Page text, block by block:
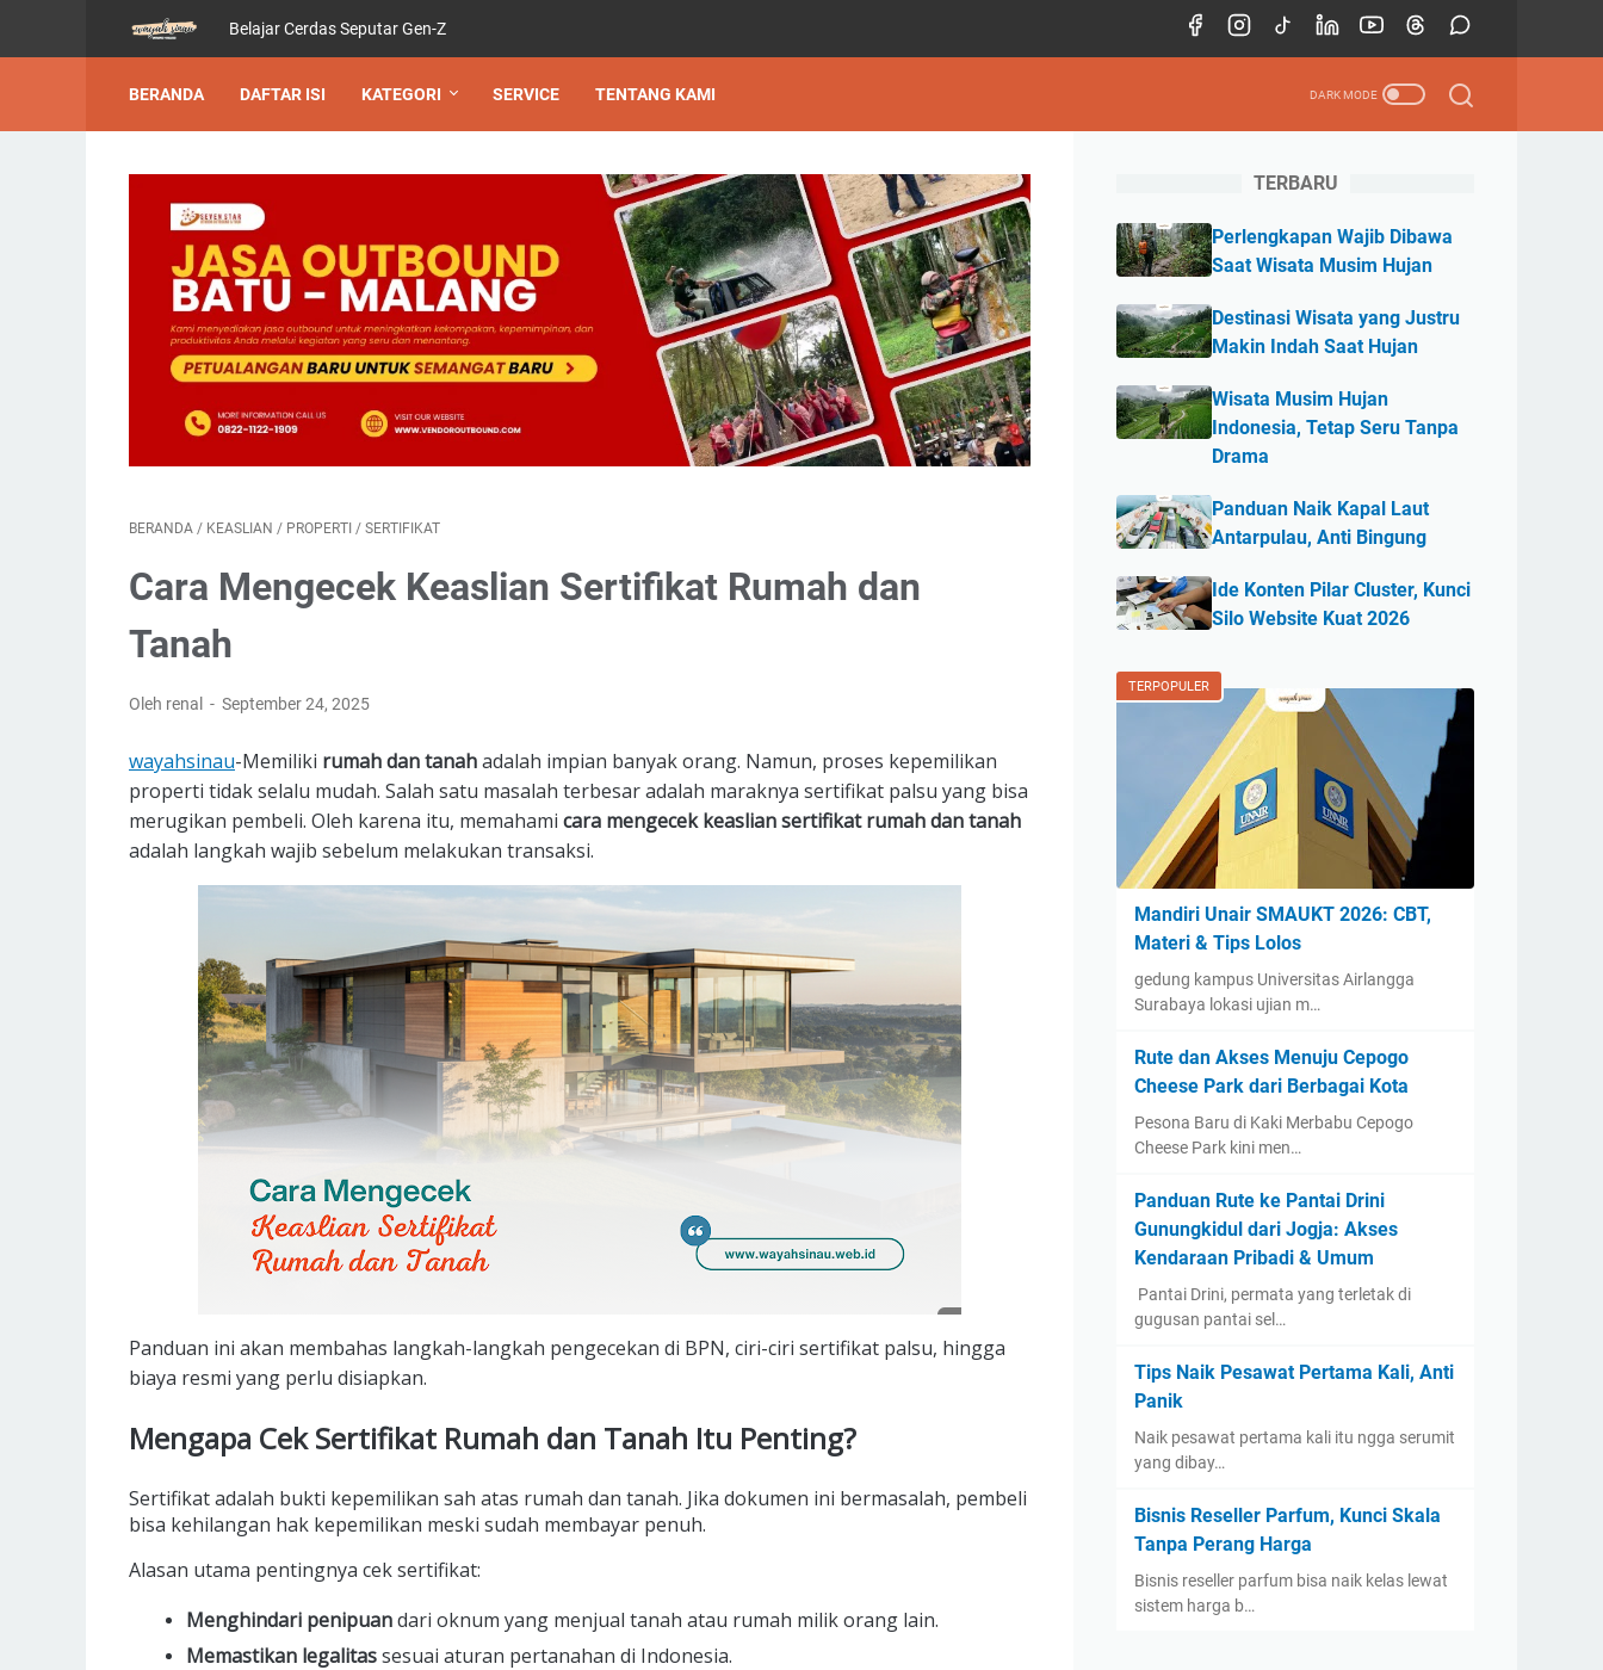
Belajar Cerdas Seputar Gen-Z
BERANDA DAFTAR ISI KATEGORI SERVICE TENTANG KAMI
BERANDA / KEASLIAN / PROPERTI / SERTIFIKAT
Cara Mengecek Keaslian Sertifikat Rumah dan
Tanah
Oleh renal September 24, 2025
wayahsinau-Memiliki rumah dan tanahadalah impian banyak orang. Namun, proses kepemilikan
properti tidak selalu mudah. Salah satu masalah terbesar adalah maraknya sertifikat palsu yang bisa
merugikan pembeli. Oleh karena itu, memahami cara mengecek keaslian sertifikat rumah dan tanah
adalah langkah wajib sebelum melakukan transaksi.
Panduan ini akan membahas langkah-langkah pengecekan di BPN, ciri-ciri sertifikat palsu, hingga
biaya resmi yang perlu disiapkan.
Mengapa Cek Sertifikat Rumah dan Tanah Itu Penting?
Sertifikat adalah bukti kepemilikan sah atas rumah dan tanah. Jika dokumen ini bermasalah, pembeli
bisa kehilangan hak kepemilikan meski sudah membayar penuh.
Alasan utama pentingnya cek sertifikat:
Menghindari penipuandari oknum yang menjual tanah atau rumah milik orang lain.
Memastikan legalitassesuai aturan pertanahan di Indonesia.
TERBARU
Perlengkapan Wajib Dibawa
Saat Wisata Musim Hujan
Destinasi Wisata yang Justru
Makin Indah Saat Hujan
Wisata Musim Hujan
Indonesia, Tetap Seru Tanpa
Drama
Panduan Naik Kapal Laut
Antarpulau, Anti Bingung
Ide Konten Pilar Cluster, Kunci
Silo Website Kuat 2026
TERPOPULER
Mandiri Unair SMAUKT 2026: CBT,
Materi & Tips Lolos
gedung kampus Universitas Airlangga
Surabaya lokasi ujian m…
Rute dan Akses Menuju Cepogo
Cheese Park dari Berbagai Kota
Pesona Baru di Kaki Merbabu Cepogo
Cheese Park kini men…
Panduan Rute ke Pantai Drini
Gunungkidul dari Jogja: Akses
Kendaraan Pribadi & Umum
​ Pantai Drini, permata yang terletak di
gugusan pantai sel…
Tips Naik Pesawat Pertama Kali, Anti
Panik
Naik pesawat pertama kali itu ngga serumit
yang dibay…
Bisnis Reseller Parfum, Kunci Skala
Tanpa Perang Harga
Bisnis reseller parfum bisa naik kelas lewat
sistem harga b…